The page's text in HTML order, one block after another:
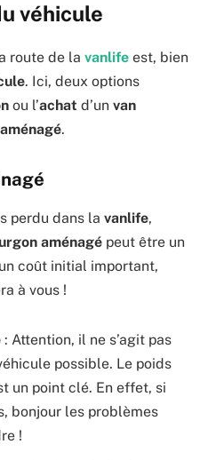
véhicule
route de la vanlife est, bien
. Ici, deux options
ou l’achat d’un van
.
perdu dans la vanlife,
aménagé peut être un
coût initial important,
à vous !
: Attention, il ne s’agit pas
possible. Le poids
un point clé. En effet, si
bonjour les problèmes
!